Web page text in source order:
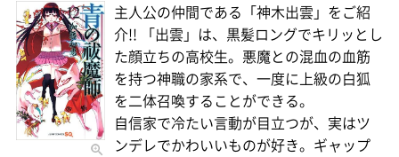
主人公の仲間である「神木出雲」をご紹
介!! 「出雲」は、黒髪ロングでキリッとし
た顔立ちの高校生。悪魔との混血の血筋
を持つ神職の家系で、一度に上級の白狐
を二体召喚することができる。
自信家で冷たい言動が目立つが、実はツ
ンデレでかわいいものが好き。ギャップ